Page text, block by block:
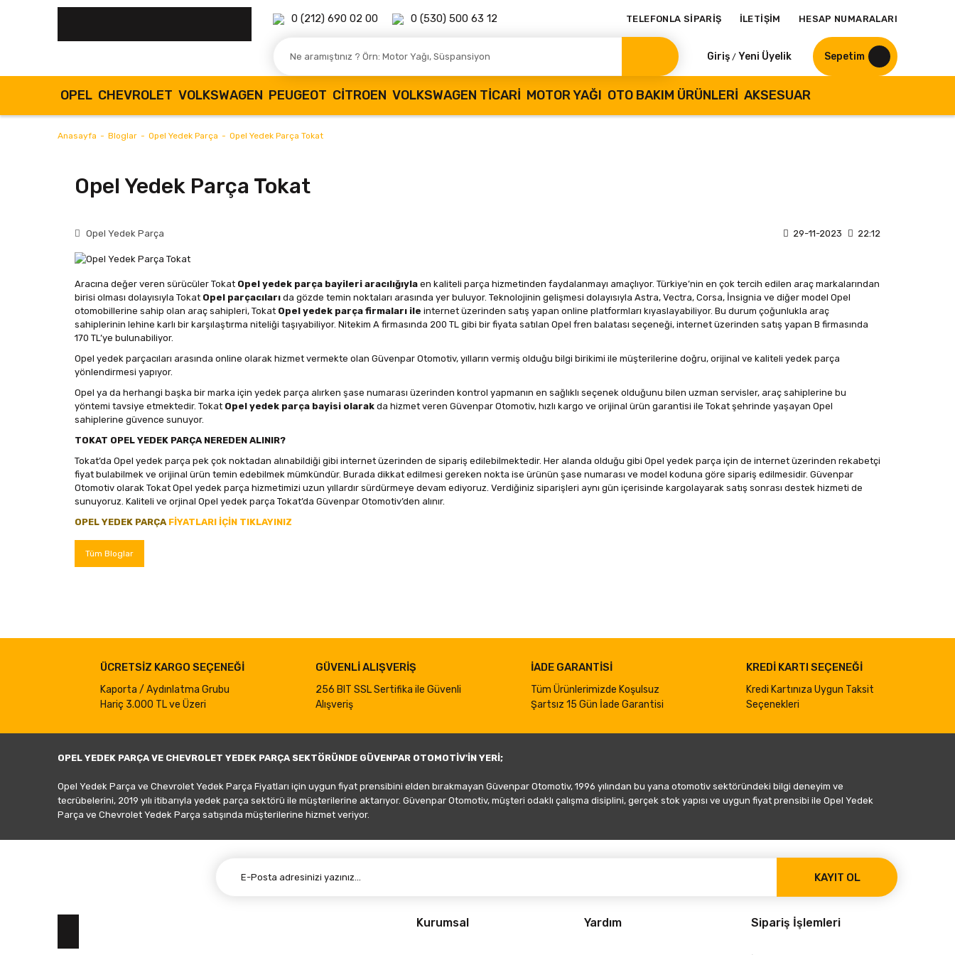
0 (212) 690 02 00 0 (530) 500 63 12 TELEFONLA SİPARİŞ İLETİŞİM HESAP NUMARALARI
Giriş / Yeni Üyelik Sepetim
OPEL CHEVROLET VOLKSWAGEN PEUGEOT CITROEN VOLKSWAGEN TICARI MOTOR YAĞI OTO BAKIM ÜRÜNLERI AKSESUAR
Anasayfa Bloglar Opel Yedek Parça Opel Yedek Parça Tokat
Opel Yedek Parça Tokat
Opel Yedek Parça 29-11-2023 22:12
Aracına değer veren sürücüler Tokat Opel yedek parça bayileri aracılığıyla en kaliteli parça hizmetinden faydalanmayı amaçlıyor. Türkiye’nin en çok tercih edilen araç markalarından
birisi olması dolayısıyla Tokat Opel parçacıları da gözde temin noktaları arasında yer buluyor. Teknolojinin gelişmesi dolayısıyla Astra, Vectra, Corsa, İnsignia ve diğer model Opel
otomobillerine sahip olan araç sahipleri, Tokat Opel yedek parça firmaları ile internet üzerinden satış yapan online platformları kıyaslayabiliyor. Bu durum çoğunlukla araç
sahiplerinin lehine karlı bir karşılaştırma niteliği taşıyabiliyor. Nitekim A firmasında 200 TL gibi bir fiyata satılan Opel fren balatası seçeneği, internet üzerinden satış yapan B firmasında
170 TL’ye bulunabiliyor.
Opel yedek parçacıları arasında online olarak hizmet vermekte olan Güvenpar Otomotiv, yılların vermiş olduğu bilgi birikimi ile müşterilerine doğru, orijinal ve kaliteli yedek parça
yönlendirmesi yapıyor.
Opel ya da herhangi başka bir marka için yedek parça alırken şase numarası üzerinden kontrol yapmanın en sağlıklı seçenek olduğunu bilen uzman servisler, araç sahiplerine bu
yöntemi tavsiye etmektedir. Tokat Opel yedek parça bayisi olarak da hizmet veren Güvenpar Otomotiv, hızlı kargo ve orijinal ürün garantisi ile Tokat şehrinde yaşayan Opel
sahiplerine güvence sunuyor.
TOKAT OPEL YEDEK PARÇA NEREDEN ALINIR?
Tokat’da Opel yedek parça pek çok noktadan alınabildiği gibi internet üzerinden de sipariş edilebilmektedir. Her alanda olduğu gibi Opel yedek parça için de internet üzerinden rekabetçi
fiyat bulabilmek ve orijinal ürün temin edebilmek mümkündür. Burada dikkat edilmesi gereken nokta ise ürünün şase numarası ve model koduna göre sipariş edilmesidir. Güvenpar
Otomotiv olarak Tokat Opel yedek parça hizmetimizi uzun yıllardır sürdürmeye devam ediyoruz. Verdiğiniz siparişleri aynı gün içerisinde kargolayarak satış sonrası destek hizmeti de
sunuyoruz. Kaliteli ve orjinal Opel yedek parça Tokat’da Güvenpar Otomotiv’den alınır.
OPEL YEDEK PARÇA FİYATLARI İÇİN TIKLAYINIZ
Tüm Bloglar
ÜCRETSİZ KARGO SEÇENEĞİ
Kaporta / Aydınlatma Grubu
Hariç 3.000 TL ve Üzeri
GÜVENLİ ALIŞVERİŞ
256 BIT SSL Sertifika ile Güvenli
Alışveriş
İADE GARANTİSİ
Tüm Ürünlerimizde Koşulsuz
Şartsız 15 Gün İade Garantisi
KREDİ KARTI SEÇENEĞİ
Kredi Kartınıza Uygun Taksit
Seçenekleri
OPEL YEDEK PARÇA VE CHEVROLET YEDEK PARÇA SEKTÖRÜNDE GÜVENPAR OTOMOTİV'İN YERİ;
Opel Yedek Parça ve Chevrolet Yedek Parça Fiyatları için uygun fiyat prensibini elden bırakmayan Güvenpar Otomotiv, 1996 yılından bu yana otomotiv sektöründeki bilgi deneyim ve
tecrübelerini, 2019 yılı itibarıyla yedek parça sektörü ile müşterilerine aktarıyor. Güvenpar Otomotiv, müşteri odaklı çalışma disiplini, gerçek stok yapısı ve uygun fiyat prensibi ile Opel Yedek
Parça ve Chevrolet Yedek Parça satışında müşterilerine hizmet veriyor.
KAYIT OL
Kurumsal Yardım Sipariş İşlemleri